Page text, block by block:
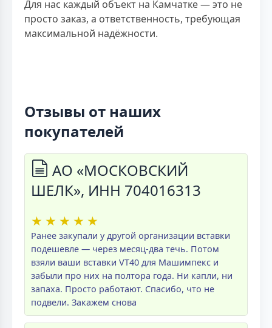
Для нас каждый объект на Камчатке — это не
просто заказ, а ответственность, требующая
максимальной надёжности.
Отзывы от наших
покупателей
АО «МОСКОВСКИЙ
ШЕЛК», ИНН 704016313
★ ★ ★ ★ ★
Ранее закупали у другой организации вставки
подешевле — через месяц-два течь. Потом
взяли ваши вставки VT40 для Машимпекс и
забыли про них на полтора года. Ни капли, ни
запаха. Просто работают. Спасибо, что не
подвели. Закажем снова